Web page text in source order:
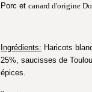
Porc et canard d'origine
Ingrédients: Haricots
25%, saucisses de
épices.